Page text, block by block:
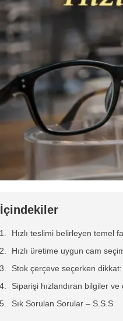
İçindekiler
Hızlı teslimi belirleyen temel
Hızlı üretime uygun cam
Stok çerçeve seçerken
Siparişi hızlandıran bilgiler
Sık Sorulan Sorular – S.S.S